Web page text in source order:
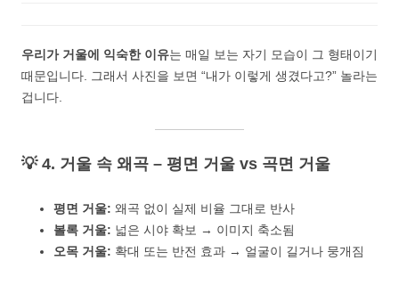
우리가 거울에 익숙한 이유는 매일 보는 자기 모습이 그 형태이기
때문입니다. 그래서 사진을 보면 “내가 이렇게 생겼다고?” 놀라는
겁니다.
💡 4. 거울 속 왜곡 – 평면 거울 vs 곡면 거울
평면 거울: 왜곡 없이 실제 비율 그대로 반사
볼록 거울: 넓은 시야 확보 → 이미지 축소됨
오목 거울: 확대 또는 반전 효과 → 얼굴이 길거나 뭉개짐